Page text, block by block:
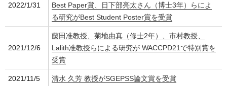
2022/1/31
Best Paper賞、日下部亮太さん（博士3年）らによ
る研究がBest Student Poster賞を受賞
2021/12/6
藤田准教授、菊地由真（修士2年）、市村教授、
Lalith准教授らによる研究が WACCPD21で特別賞を
受賞
2021/11/5 清水 久芳 教授がSGEPSS論文賞を受賞